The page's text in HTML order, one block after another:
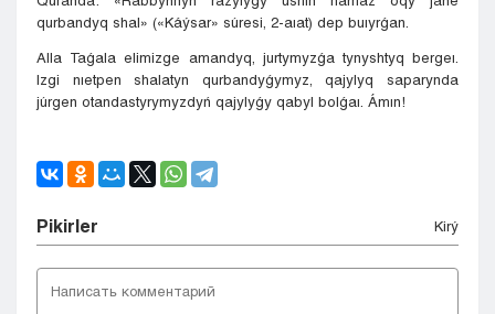
qurbandyq shal» («Káýsar» súresi, 2-aıat) dep buıyrǵan.
Alla Taǵala elimizge amandyq, jurtymyzǵa tynyshtyq bergeı.
Izgi nıetpen shalatyn qurbandyǵymyz, qajylyq saparynda
júrgen otandastyrymyzdyń qajylyǵy qabyl bolǵaı. Ámın!
Pіkіrler Kіrý